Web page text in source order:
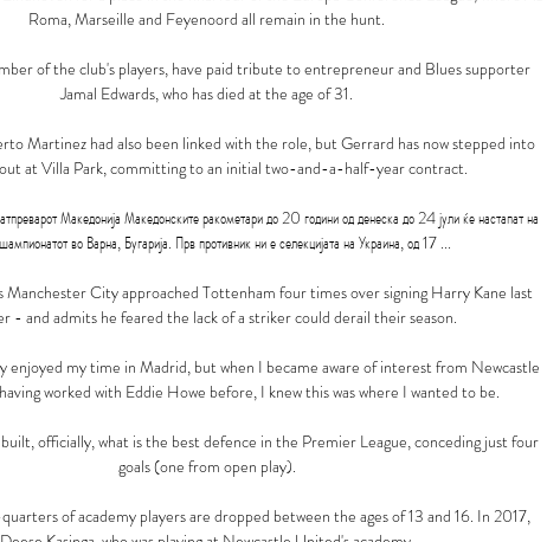
Roma, Marseille and Feyenoord all remain in the hunt.
of the club's players, have paid tribute to entrepreneur and Blues supporter
Jamal Edwards, who has died at the age of 31.
Martinez had also been linked with the role, but Gerrard has now stepped into
at Villa Park, committing to an initial two-and-a-half-year contract.
Македонија Македонските ракометари до 20 години од денеска до 24 јули ќе настапат на
во Варна, Бугарија. Прв противник ни е селекцијата на Украина, од 17 ...
Manchester City approached Tottenham four times over signing Harry Kane last
- and admits he feared the lack of a striker could derail their season.
enjoyed my time in Madrid, but when I became aware of interest from Newcastle
worked with Eddie Howe before, I knew this was where I wanted to be.
built, officially, what is the best defence in the Premier League, conceding just four
goals (one from open play).
of academy players are dropped between the ages of 13 and 16. In 2017,